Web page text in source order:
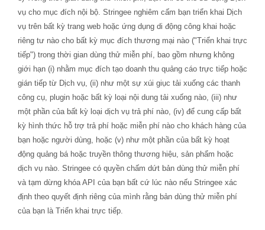
vụ cho mục đích nội bộ. Stringee nghiêm cấm bạn triển khai Dịch
vụ trên bất kỳ trang web hoặc ứng dụng di động công khai hoặc
riêng tư nào cho bất kỳ mục đích thương mại nào ("Triển khai trực
tiếp") trong thời gian dùng thử miễn phí, bao gồm nhưng không
giới hạn (i) nhằm mục đích tạo doanh thu quảng cáo trực tiếp hoặc
gián tiếp từ Dịch vụ, (ii) như một sự xúi giục tải xuống các thanh
công cụ, plugin hoặc bất kỳ loại nội dung tải xuống nào, (iii) như
một phần của bất kỳ loại dịch vụ trả phí nào, (iv) để cung cấp bất
kỳ hình thức hỗ trợ trả phí hoặc miễn phí nào cho khách hàng của
bạn hoặc người dùng, hoặc (v) như một phần của bất kỳ hoạt
động quảng bá hoặc truyền thông thương hiệu, sản phẩm hoặc
dịch vụ nào. Stringee có quyền chấm dứt bản dùng thử miễn phí
và tạm dừng khóa API của bạn bất cứ lúc nào nếu Stringee xác
định theo quyết định riêng của mình rằng bản dùng thử miễn phí
của bạn là Triển khai trực tiếp.